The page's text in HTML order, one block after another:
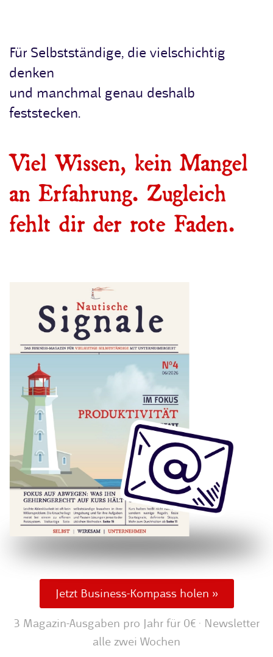
Für Selbstständige, die vielschichtig
denken
und manchmal genau deshalb
feststecken.
Viel Wissen, kein Mangel
an Erfahrung. Zugleich
fehlt dir der rote Faden.
Jetzt Business-Kompass holen »
3 Magazin-Ausgaben pro Jahr für 0€ · Newsletter
alle zwei Wochen